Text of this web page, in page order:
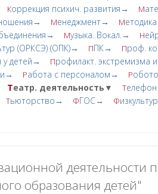
Коррекция психич. развития→ М
Менеджмент→ М
Музыка. Вокал.→ Н
(ОРКСЭ) (ОПК)→ ППК→ Проф.
у детей→ Профилакт. экстремизма
Работа с персоналом→ Р
Театр. деятельность▼ Т
Тьюторство→ ФГОС→ Ф
деятельности
образования детей"